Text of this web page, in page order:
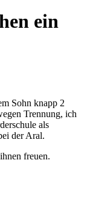
ein
Sohn knapp 2
Trennung, ich
als
der Aral.
freuen.